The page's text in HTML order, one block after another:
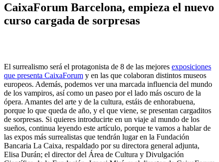
CaixaForum Barcelona, empieza el nuevo
curso cargada de sorpresas
El surrealismo será el protagonista de 8 de las mejores exposiciones
que presenta CaixaForum y en las que colaboran distintos museos
europeos. Además, podemos ver una marcada influencia del mundo
de los vampiros, así como un paseo por el lado más oscuro de la
ópera. Amantes del arte y de la cultura, estáis de enhorabuena,
porque lo que queda de año, y el que viene, se presentan cargaditos
de sorpresas. Si quieres introducirte en un viaje al mundo de los
sueños, continua leyendo este artículo, porque te vamos a hablar de
las expos más surrealistas que tendrán lugar en la Fundación
Bancaria La Caixa, respaldado por su directora general adjunta,
Elisa Durán; el director del Área de Cultura y Divulgación